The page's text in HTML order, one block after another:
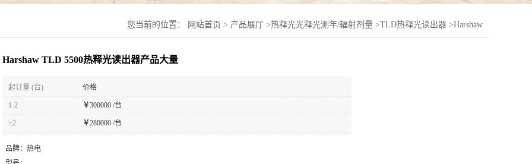
您当前的位置： 网站首页 > 产品展厅 >热释光光释光测年/辐射剂量 >TLD热释光读出器 >Harshaw
Harshaw TLD 5500热释光读出器产品大量
起订量 (台) 价格
1-2 ￥300000 /台
≥2 ￥280000 /台
品牌： 热电